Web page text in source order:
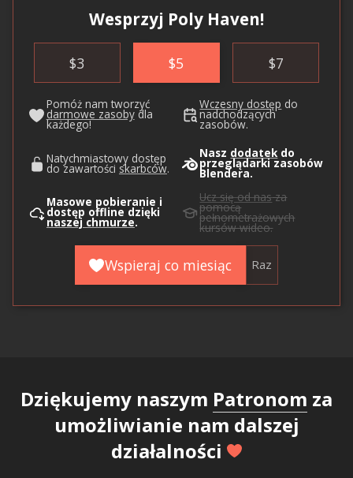
Wesprzyj Poly Haven!
$3 $5 $7
Pomóż nam tworzyć
darmowe zasobydla
każdego!
Wczesny dostęp do
nadchodzących
zasobów.
Natychmiastowy dostęp
do zawartości skarbców.
Nasz dodatek do
przeglądarki zasobów
Blendera.
Masowe pobieranie i
dostęp offline dzięki
naszej chmurze.
Ucz się od nasza
pomocą
pełnometrażowych
kursów wideo.
Wspieraj co miesiąc Raz
Dziękujemy naszym Patronom za
umożliwianie nam dalszej
działalności